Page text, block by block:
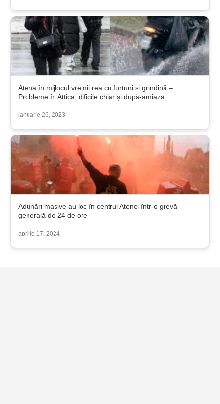
Atena în mijlocul vremii rea cu furtuni și grindină –
Probleme în Attica, dificile chiar și după-amiaza
ianuarie 26, 2023
Adunări masive au loc în centrul Atenei într-o grevă
generală de 24 de ore
aprilie 17, 2024